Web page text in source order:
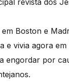
revista dos
Boston e
e vivia agora
engordar por